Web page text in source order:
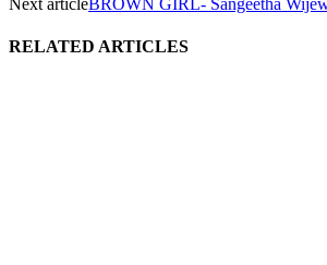
RELATED ARTICLES